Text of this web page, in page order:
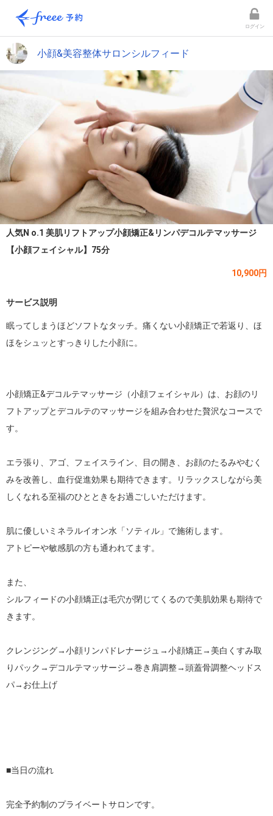
ログイン
小顔&美容整体サロンシルフィード
人気N o.1 美肌リフトアップ小顔矯正&リンパデコルテマッサージ
【小顔フェイシャル】75分
10,900円
サービス説明
眠ってしまうほどソフトなタッチ。痛くない小顔矯正で若返り、ほ
ほをシュッとすっきりした小顔に。
小顔矯正&デコルテマッサージ（小顔フェイシャル）は、お顔のリ
フトアップとデコルテのマッサージを組み合わせた贅沢なコースで
す。
エラ張り、アゴ、フェイスライン、目の開き、お顔のたるみやむく
みを改善し、血行促進効果も期待できます。リラックスしながら美
しくなれる至福のひとときをお過ごしいただけます。
肌に優しいミネラルイオン水「ソティル」で施術します。
アトピーや敏感肌の方も通われてます。
また、
シルフィードの小顔矯正は毛穴が閉じてくるので美肌効果も期待で
きます。
クレンジング→小顔リンパドレナージュ→小顔矯正→美白くすみ取
りパック→デコルテマッサージ→巻き肩調整→頭蓋骨調整ヘッドス
パ→お仕上げ
■当日の流れ
完全予約制のプライベートサロンです。